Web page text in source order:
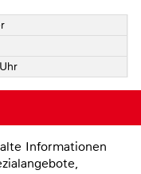
Informationen